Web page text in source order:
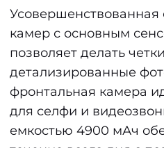
Усовершенствованная
камер с основным
позволяет делать
детализированные
фронтальная камера
для селфи и
емкостью 4900 мАч